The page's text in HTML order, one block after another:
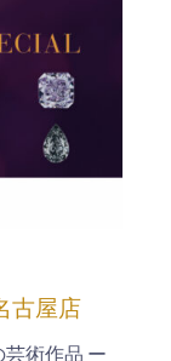
古屋店
術作品 ー